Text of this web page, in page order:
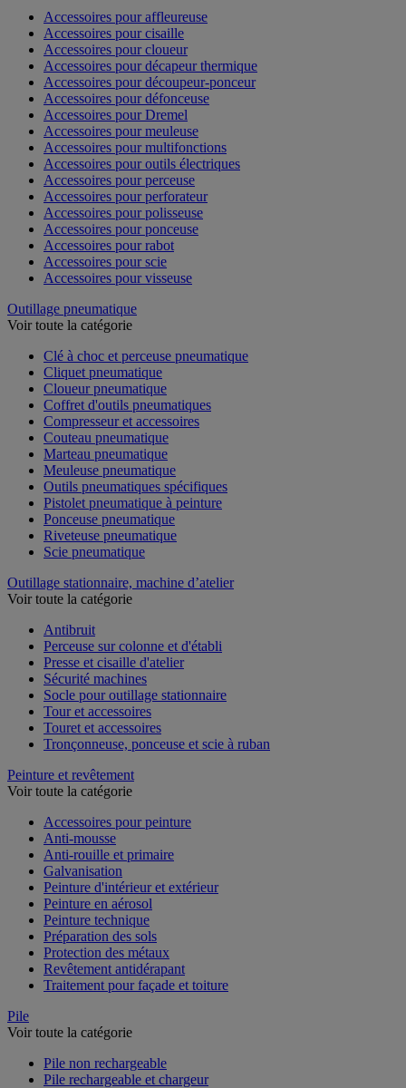
Accessoires pour affleureuse
Accessoires pour cisaille
Accessoires pour cloueur
Accessoires pour décapeur thermique
Accessoires pour découpeur-ponceur
Accessoires pour défonceuse
Accessoires pour Dremel
Accessoires pour meuleuse
Accessoires pour multifonctions
Accessoires pour outils électriques
Accessoires pour perceuse
Accessoires pour perforateur
Accessoires pour polisseuse
Accessoires pour ponceuse
Accessoires pour rabot
Accessoires pour scie
Accessoires pour visseuse
Outillage pneumatique
Voir toute la catégorie
Clé à choc et perceuse pneumatique
Cliquet pneumatique
Cloueur pneumatique
Coffret d'outils pneumatiques
Compresseur et accessoires
Couteau pneumatique
Marteau pneumatique
Meuleuse pneumatique
Outils pneumatiques spécifiques
Pistolet pneumatique à peinture
Ponceuse pneumatique
Riveteuse pneumatique
Scie pneumatique
Outillage stationnaire, machine d’atelier
Voir toute la catégorie
Antibruit
Perceuse sur colonne et d'établi
Presse et cisaille d'atelier
Sécurité machines
Socle pour outillage stationnaire
Tour et accessoires
Touret et accessoires
Tronçonneuse, ponceuse et scie à ruban
Peinture et revêtement
Voir toute la catégorie
Accessoires pour peinture
Anti-mousse
Anti-rouille et primaire
Galvanisation
Peinture d'intérieur et extérieur
Peinture en aérosol
Peinture technique
Préparation des sols
Protection des métaux
Revêtement antidérapant
Traitement pour façade et toiture
Pile
Voir toute la catégorie
Pile non rechargeable
Pile rechargeable et chargeur